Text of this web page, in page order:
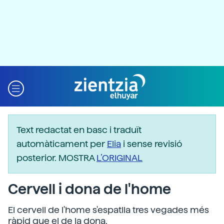
Text redactat en basc i traduït
automàticament perElia i sense revisió
posterior. MOSTRAL’ORIGINAL
Cervell i dona de l'home
El cervell de l'home s'espatlla tres vegades més
ràpid que el de la dona.